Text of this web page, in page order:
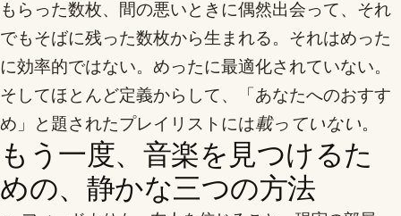
もらった数枚、間の悪いときに偶然出会って、それ
でもそばに残った数枚から生まれる。それはめった
に効率的ではない。めったに最適化されていない。
そしてほとんど定義からして、「あなたへのおすす
め」と題されたプレイリストには載っていない。
もう一度、音楽を見つけるた
めの、静かな三つの方法